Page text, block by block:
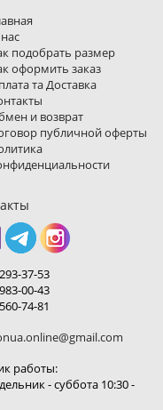
подобрать размер
оформить заказ
та Доставка
и возврат
публичной оферты
37-53
00-43
74-81
работы:
- суббота 10:30 -